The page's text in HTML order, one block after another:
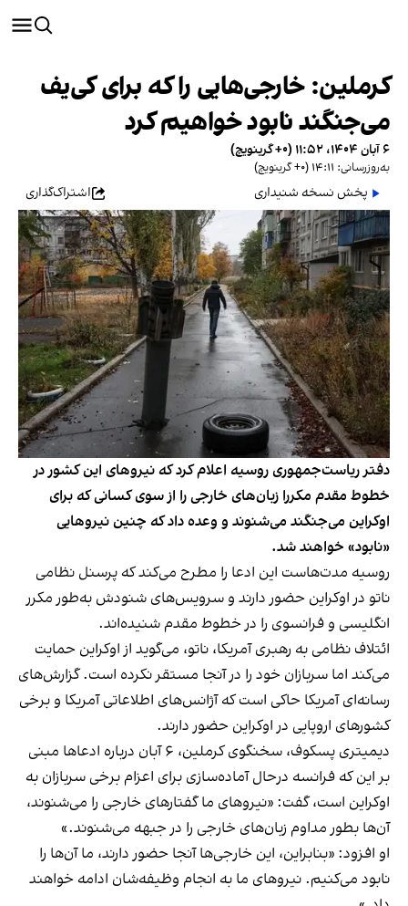
کرملین: خارجی‌هایی را که برای کی‌یف
می‌جنگند نابود خواهیم کرد
۶ آبان ۱۴۰۴، ۱۱:۵۲ (‎+۰ گرینویچ)
به‌روزرسانی: ۱۴:۱۱ (‎+۰ گرینویچ)
پخش نسخه شنیداری اشتراک‌گذاری
دفتر ریاست‌جمهوری روسیه اعلام کرد که نیروهای این کشور در
خطوط مقدم مکررا زبان‌های خارجی را از سوی کسانی که برای
اوکراین می‌جنگند می‌شنوند و وعده داد که چنین نیروهایی
«نابود» خواهند شد.
روسیه مدت‌هاست این ادعا را مطرح می‌کند که پرسنل نظامی
ناتو در اوکراین حضور دارند و سرویس‌های شنودش به‌طور مکرر
انگلیسی و فرانسوی را در خطوط مقدم شنیده‌اند.
ائتلاف نظامی به رهبری آمریکا، ناتو، می‌گوید از اوکراین حمایت
می‌کند اما سربازان خود را در آنجا مستقر نکرده است. گزارش‌های
رسانه‌ای آمریکا حاکی است که آژانس‌های اطلاعاتی آمریکا و برخی
کشورهای اروپایی در اوکراین حضور دارند.
دیمیتری پسکوف، سخنگوی کرملین، ۶ آبان درباره ادعاها مبنی
بر این که فرانسه درحال آماده‌سازی برای اعزام برخی سربازان به
اوکراین است، گفت: «نیروهای ما گفتارهای خارجی را می‌شنوند،
آن‌ها بطور مداوم زبان‌های خارجی را در جبهه می‌شنوند.»
او افزود: «بنابراین، این خارجی‌ها آنجا حضور دارند، ما آن‌ها را
نابود می‌کنیم. نیروهای ما به انجام وظیفه‌شان ادامه خواهند